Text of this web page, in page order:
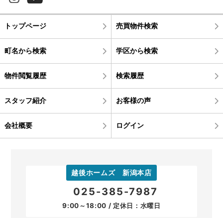
トップページ 売買物件検索
町名から検索 学区から検索
物件閲覧履歴 検索履歴
スタッフ紹介 お客様の声
会社概要 ログイン
越後ホームズ 新潟本店
025-385-7987
9:00～18:00 / 定休日：水曜日